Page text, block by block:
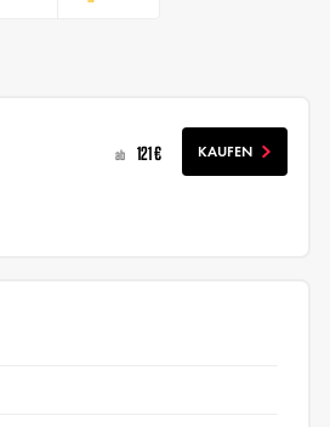
ab 121 € KAUFEN